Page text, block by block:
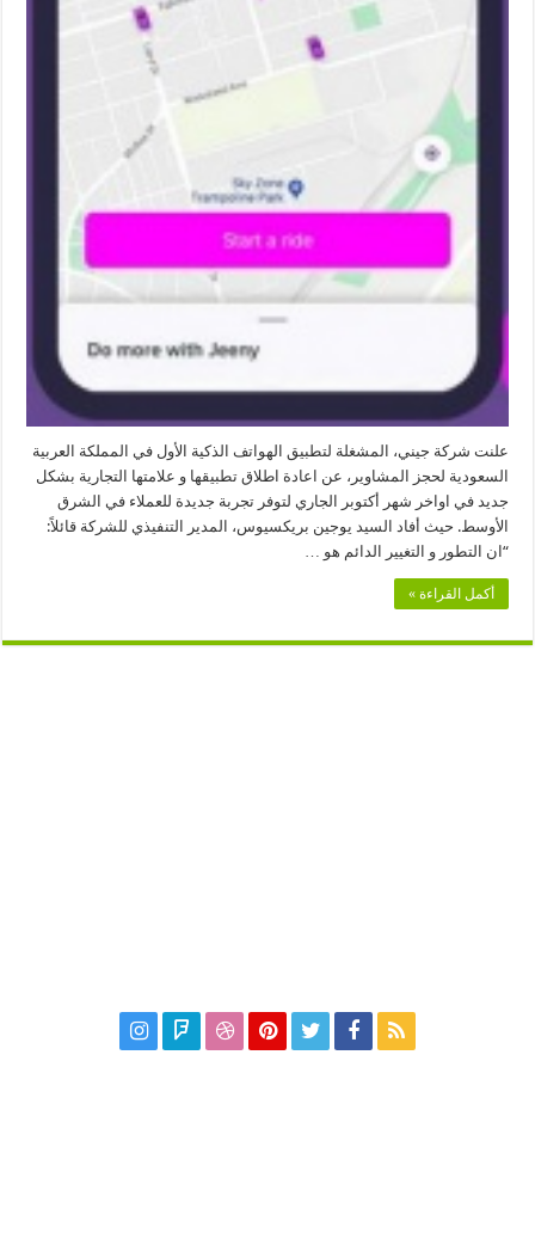
علنت شركة جيني، المشغلة لتطبيق الهواتف الذكية الأول في المملكة العربية
السعودية لحجز المشاوير، عن اعادة اطلاق تطبيقها و علامتها التجارية بشكل
جديد في اواخر شهر أكتوبر الجاري لتوفر تجربة جديدة للعملاء في الشرق
الأوسط. حيث أفاد السيد يوجين بريكسيوس، المدير التنفيذي للشركة قائلاً:
“ان التطور و التغيير الدائم هو …
أكمل القراءة »